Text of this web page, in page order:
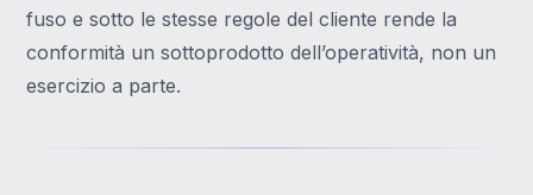
fuso e sotto le stesse regole del cliente rende la
conformità un sottoprodotto dell’operatività, non un
esercizio a parte.